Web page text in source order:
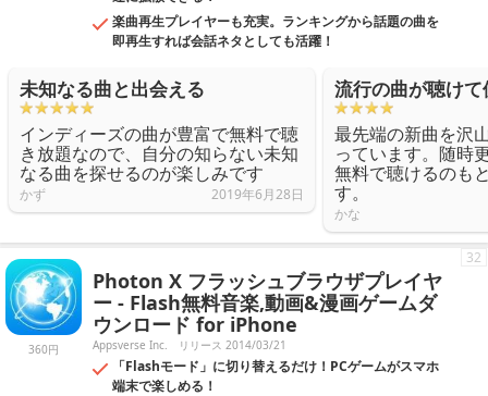
楽曲再生プレイヤーも充実。ランキングから話題の曲を
即再生すれば会話ネタとしても活躍！
未知なる曲と出会える
インディーズの曲が豊富で無料で聴
き放題なので、自分の知らない未知
なる曲を探せるのが楽しみです
かず 2019年6月28日
流行の曲が聴けて
最先端の新曲を沢
っています。随時
無料で聴けるのも
す。
かな
360円
Photon X フラッシュブラウザプレイヤ
ー - Flash無料音楽,動画&漫画ゲームダ
ウンロード for iPhone
Appsverse Inc. リリース 2014/03/21
「Flashモード」に切り替えるだけ！PCゲームがスマホ
端末で楽しめる！
32